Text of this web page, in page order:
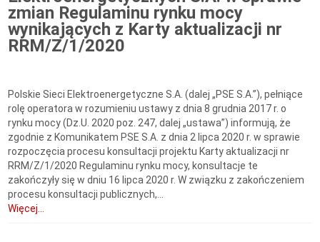
zmian Regulaminu rynku mocy
wynikających z Karty aktualizacji nr
RRM/Z/1/2020
Polskie Sieci Elektroenergetyczne S.A. (dalej „PSE S.A.”), pełniące
rolę operatora w rozumieniu ustawy z dnia 8 grudnia 2017 r. o
rynku mocy (Dz.U. 2020 poz. 247, dalej „ustawa”) informują, że
zgodnie z Komunikatem PSE S.A. z dnia 2 lipca 2020 r. w sprawie
rozpoczęcia procesu konsultacji projektu Karty aktualizacji nr
RRM/Z/1/2020 Regulaminu rynku mocy, konsultacje te
zakończyły się w dniu 16 lipca 2020 r. W związku z zakończeniem
procesu konsultacji publicznych,...
Więcej...